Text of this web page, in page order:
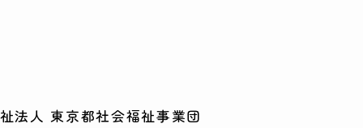
法人 東京都社会福祉事業団